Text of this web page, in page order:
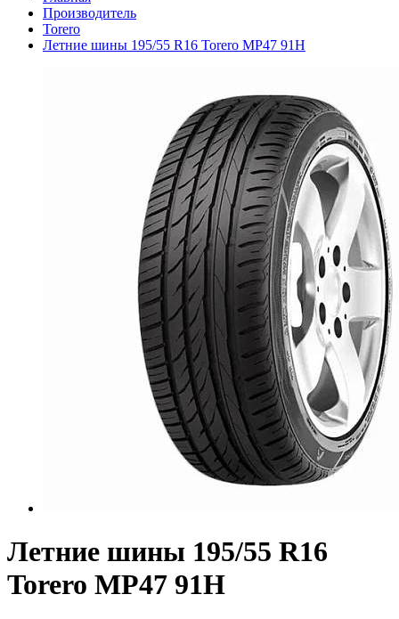
Производитель
Torero
Летние шины 195/55 R16 Torero MP47 91H
Летние шины 195/55 R16
Torero MP47 91H